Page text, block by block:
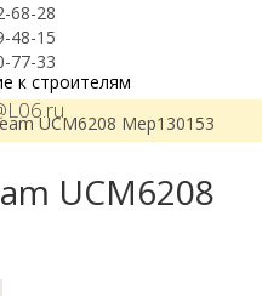
68-28
48-15
77-33
к строителям
UCM6208 Мер130153
UCM6208